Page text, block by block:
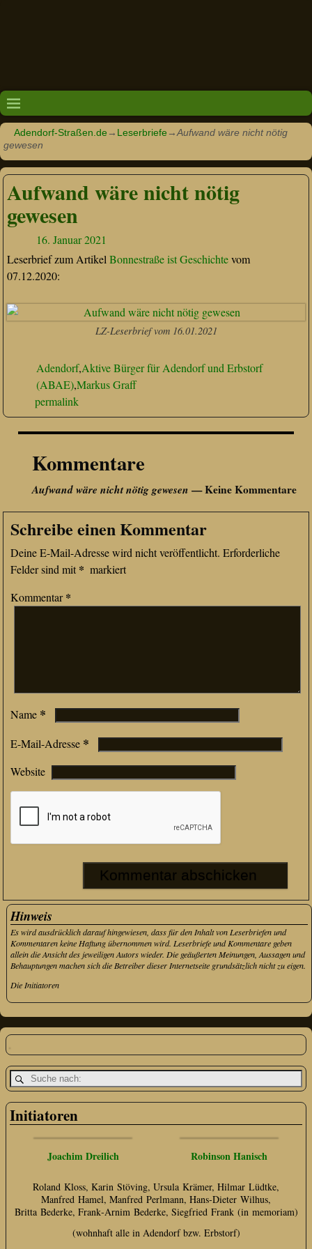
Adendorf-Straßen.de→ Leserbriefe→Aufwand wäre nicht nötig
gewesen
Aufwand wäre nicht nötig
gewesen
16. Januar 2021
Leserbrief zum ArtikelBonnestraße ist Geschichtevom
07.12.2020:
LZ-Leserbrief vom 16.01.2021
Adendorf,Aktive Bürger für Adendorf und Erbstorf
(ABAE),Markus Graff
permalink
Kommentare
Aufwand wäre nicht nötig gewesen — Keine Kommentare
Schreibe einen Kommentar
Deine E-Mail-Adresse wird nicht veröffentlicht. Erforderliche
Felder sind mit * markiert
Kommentar*
Name *
E-Mail-Adresse *
Website
Hinweis
Es wird ausdrücklich darauf hingewiesen, dass für den Inhalt von Leserbriefen und
Kommentaren keine Haftung übernommen wird. Leserbriefe und Kommentare geben
allein die Ansicht des jeweiligen Autors wieder. Die geäußerten Meinungen, Aussagen und
Behauptungen machen sich die Betreiber dieser Internetseite grundsätzlich nicht zu eigen.
Die Initiatoren
Initiatoren
Joachim Dreilich Robinson Hanisch
Roland Kloss, Karin Stöving, Ursula Krämer, Hilmar Lüdtke,
Manfred Hamel, Manfred Perlmann, Hans‑Dieter Wilhus,
Britta Bederke, Frank‑Arnim Bederke, Siegfried Frank (in memoriam)
(wohnhaft alle in Adendorf bzw. Erbstorf)